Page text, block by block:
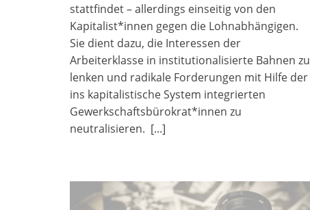
stattfindet – allerdings einseitig von den
Kapitalist*innen gegen die Lohnabhängigen.
Sie dient dazu, die Interessen der
Arbeiterklasse in institutionalisierte Bahnen zu
lenken und radikale Forderungen mit Hilfe der
ins kapitalistische System integrierten
Gewerkschaftsbürokrat*innen zu
neutralisieren. [...]